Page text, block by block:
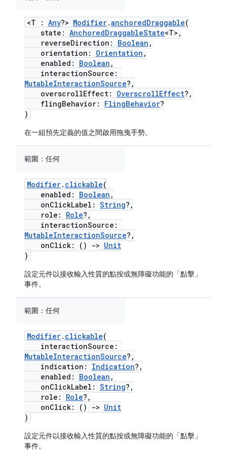
<T : Any?> Modifier.anchoredDraggable(
state: AnchoredDraggableState<T>,
reverseDirection: Boolean ,
orientation: Orientation ,
enabled: Boolean ,
interactionSource:
MutableInteractionSource?,
overscrollEffect: OverscrollEffect?,
flingBehavior: FlingBehavior?
)
在一組預先定義的值之間啟用拖曳手勢。
範圍： 任何
Modifier. clickable(
enabled: Boolean ,
onClickLabel: String?,
role: Role?,
interactionSource:
MutableInteractionSource?,
onClick: ()
-> Unit
)
設定元件以接收輸入性質的點按或無障礙功能的「點擊」
事件。
範圍： 任何
Modifier. clickable(
interactionSource:
MutableInteractionSource?,
indication: Indication?,
enabled: Boolean ,
onClickLabel: String?,
role: Role?,
onClick: ()
-> Unit
)
設定元件以接收輸入性質的點按或無障礙功能的「點擊」
事件。